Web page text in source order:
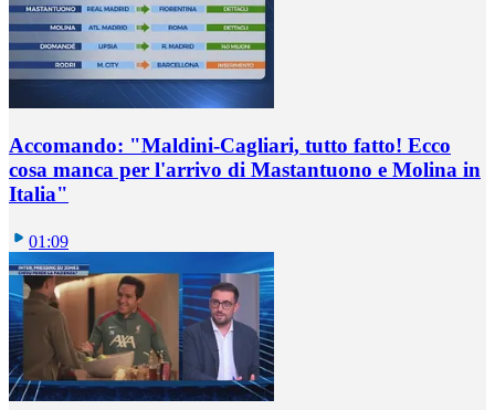
Accomando: "Maldini-Cagliari, tutto fatto! Ecco
cosa manca per l'arrivo di Mastantuono e Molina in
Italia"
01:09